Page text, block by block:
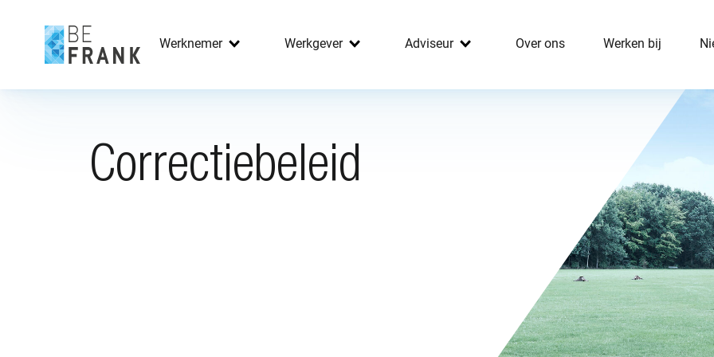
Werknemer Werkgever Adviseur Over ons Werken bij
Correctiebeleid